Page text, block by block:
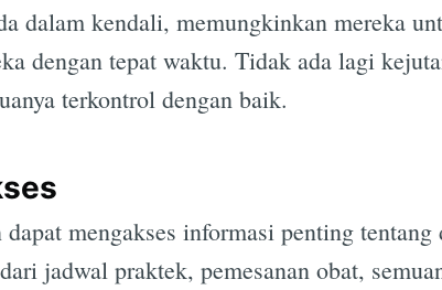
dalam kendali, memungkinkan mereka
dengan tepat waktu. Tidak ada lagi
terkontrol dengan baik.
mengakses informasi penting tentang
jadwal praktek, pemesanan obat,
Subscribe